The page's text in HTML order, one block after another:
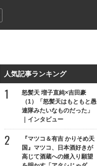
人気記事ランキング
怒髪天 増子直純×吉田豪
（1）「怒髪天はもともと愚
連隊みたいなものだった」
｜インタビュー
『マツコ＆有吉 かりそめ天
国』マツコ、日本酒好きが
高じて酒蔵への婿入り願望